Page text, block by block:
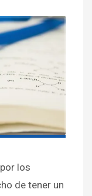
los
de tener un